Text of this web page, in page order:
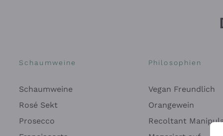
Schaumweine
Schaumweine
Rosé Sekt
Prosecco
Philosophien
Vegan Freundlich
Orangewein
Recoltant